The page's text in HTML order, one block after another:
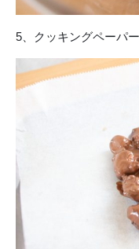
5、クッキングペーパ